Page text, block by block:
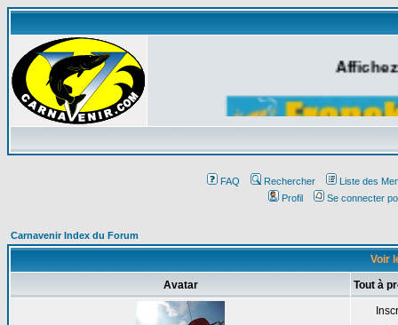
FAQ Rechercher
Liste des
Profil
Se connecter
Carnavenir Index du Forum
Voir
Avatar Tout à